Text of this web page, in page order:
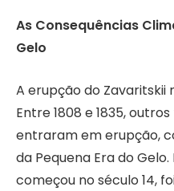
As Consequências
Gelo
A erupção do
Entre 1808 e 1835,
entraram em erupção,
da Pequena Era do
começou no século 14,